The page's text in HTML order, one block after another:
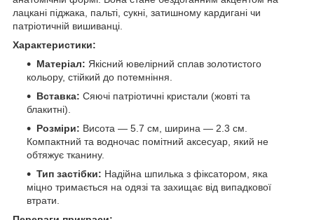
лацкані піджака, пальті, сукні, затишному кардигані чи
патріотичній вишиванці.
Характеристики:
Матеріал: Якісний ювелірний сплав золотистого
кольору, стійкий до потемніння.
Вставка: Сяючі патріотичні кристали (жовті та
блакитні).
Розміри: Висота — 5.7 см, ширина — 2.3 см.
Компактний та водночас помітний аксесуар, який не
обтяжує тканину.
Тип застібки: Надійна шпилька з фіксатором, яка
міцно тримається на одязі та захищає від випадкової
втрати.